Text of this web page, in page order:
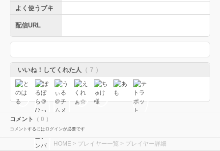
よく使うブキ
配信URL
いいね！してくれた人 （ 7 ）
コメント （ 0 ）
コメントするにはログインが必要です
HOME > プレイヤー一覧 > プレイヤー詳細